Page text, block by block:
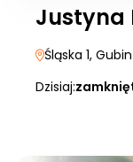
Justyna
Śląska 1, Gubin
Dzisiaj: